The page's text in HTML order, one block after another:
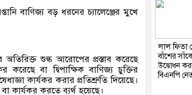
বাণিজ্য বড় ধরনের চ্যালেঞ্জের মুখে
শুল্ক আরোপের প্রস্তাব করেছে
বা দ্বিপাক্ষিক বাণিজ্য চুক্তির
কার্যকর করার প্রতিশ্রুতি দিয়েছে।
কার্যকর করতে ব্যর্থ হয়েছে।
লাল ফিতা
বাঁশের
উদ্বোধন
বিএনপি